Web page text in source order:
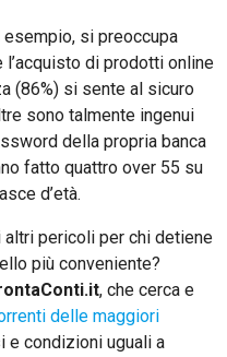
esempio, si preoccupa
di prodotti online
(86%) si sente al sicuro
sono talmente ingenui
della propria banca
fatto quattro over 55 su
d’età.
pericoli per chi detiene
più conveniente?
, che cerca e
delle maggiori
e condizioni uguali a